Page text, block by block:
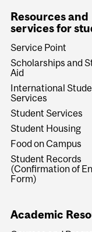
Resources and
services for
Service Point
Scholarships and
Aid
International
Services
Student Services
Student Housing
Food on Campus
Student Records
(Confirmation of
Form)
Academic